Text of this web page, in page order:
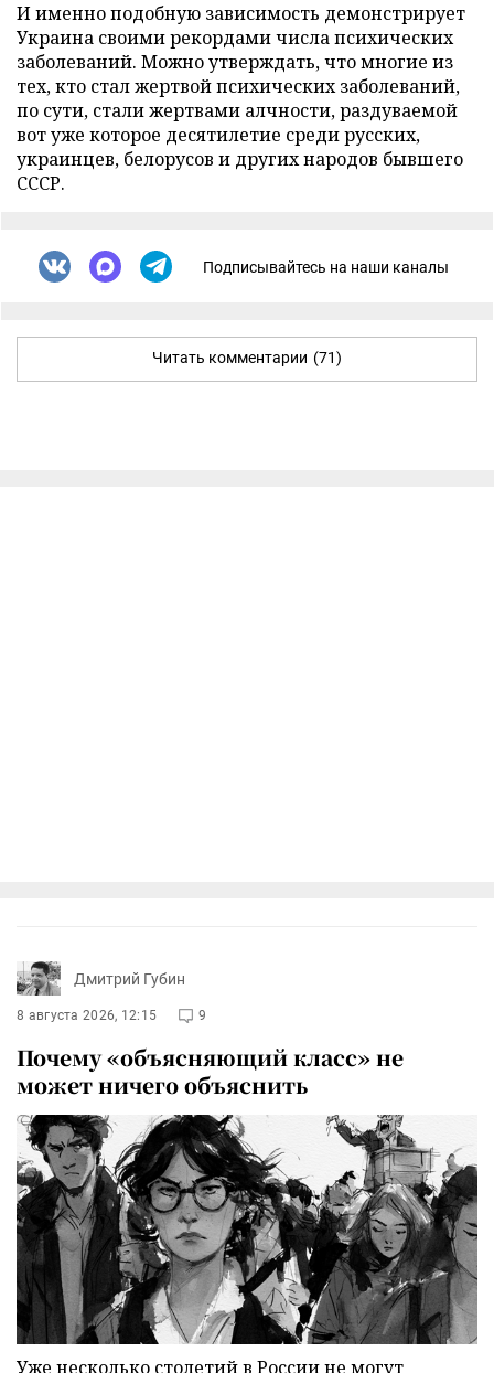
И именно подобную зависимость демонстрирует
Украина своими рекордами числа психических
заболеваний. Можно утверждать, что многие из
тех, кто стал жертвой психических заболеваний,
по сути, стали жертвами алчности, раздуваемой
вот уже которое десятилетие среди русских,
украинцев, белорусов и других народов бывшего
СССР.
Подписывайтесь на наши каналы
Читать комментарии (71)
Дмитрий Губин
8 августа 2026, 12:15 9
Почему «объясняющий класс» не
может ничего объяснить
Уже несколько столетий в России не могут